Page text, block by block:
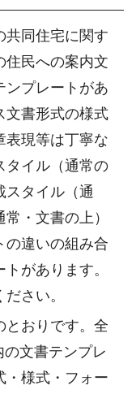
共同住宅に関す
住民への案内文
ンプレートがあ
文書形式の様式
表現等は丁寧な
タイル（通常の
スタイル（通
・文書の上）
の違いの組み合
があります。
さい。
とおりです。全
文書テンプレ
・様式・フォー